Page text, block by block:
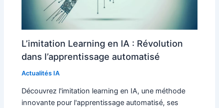
L’imitation Learning en IA : Révolution
dans l’apprentissage automatisé
Actualités IA
Découvrez l'imitation learning en IA, une méthode
innovante pour l'apprentissage automatisé, ses